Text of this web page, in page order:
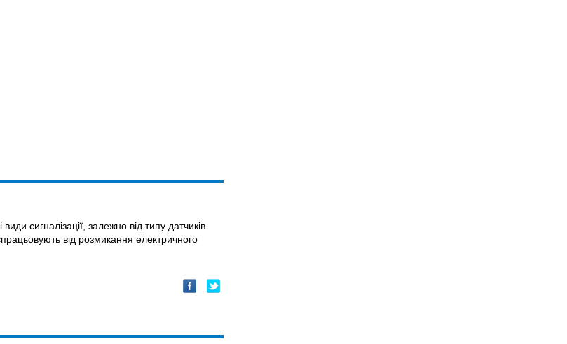
сигналізації, залежно від типу датчиків.
від розмикання електричного